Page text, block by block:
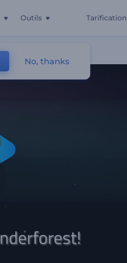
Outils Tarification
No, thanks